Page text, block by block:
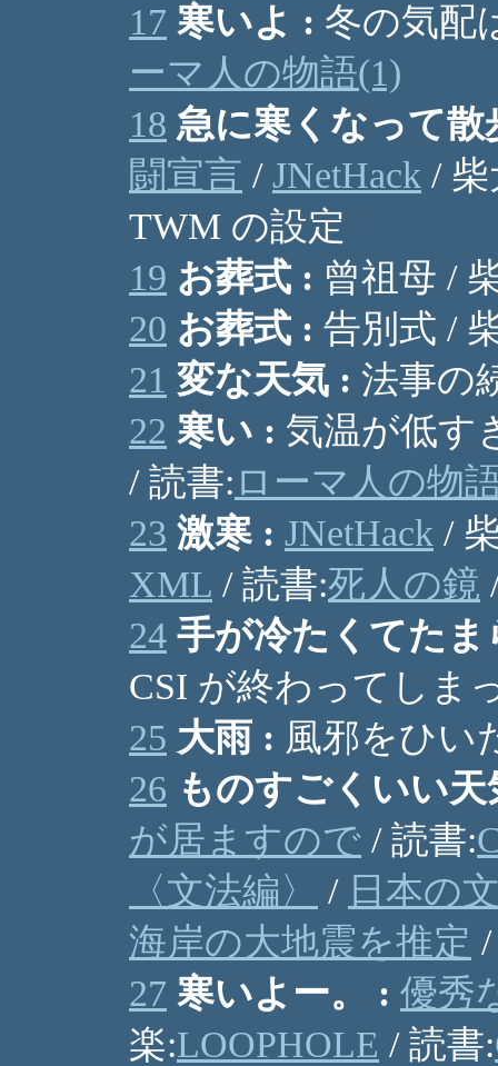
17 寒いよ : 冬の気配
ーマ人の物語(1)
18 急に寒くなって散
闘宣言 / JNetHack /
TWM の設定
19 お葬式 : 曾祖母 /
20 お葬式 : 告別式 /
21 変な天気 : 法事の
22 寒い : 気温が低す
/ 読書: ローマ人の物
23 激寒 : JNetHack /
XML / 読書:死人の鏡
24 手が冷たくてたま
CSI が終わってしま
25 大雨 : 風邪をひい
26 ものすごくいい天
が居ますので / 読書:
〈文法編〉
/ 日本の
海岸の大地震を推定
27 寒いよー。 : 優秀
楽:LOOPHOLE / 読書: